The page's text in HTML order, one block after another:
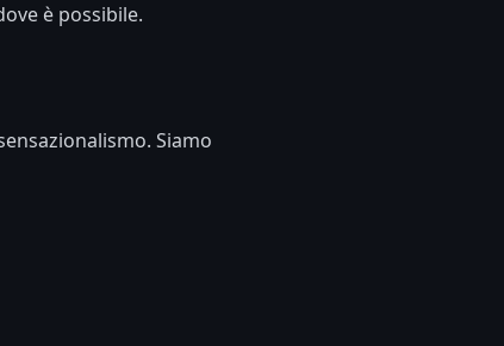
è possibile.
Siamo